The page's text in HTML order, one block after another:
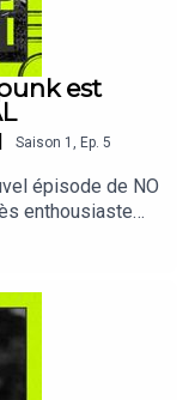
est
| Saison 1 , Ep. 5
épisode de NO
enthousiaste
épisodes
un nouveau
de
de comment le
nos
: comment